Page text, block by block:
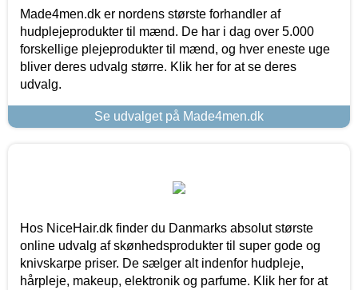
Made4men.dk er nordens største forhandler af
hudplejeprodukter til mænd. De har i dag over 5.000
forskellige plejeprodukter til mænd, og hver eneste uge
bliver deres udvalg større. Klik her for at se deres
udvalg.
Se udvalget på Made4men.dk
Hos NiceHair.dk finder du Danmarks absolut største
online udvalg af skønhedsprodukter til super gode og
knivskarpe priser. De sælger alt indenfor hudpleje,
hårpleje, makeup, elektronik og parfume. Klik her for at